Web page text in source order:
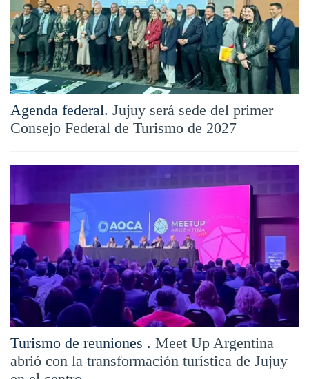
Agenda federal. Jujuy será sede del primer
Consejo Federal de Turismo de 2027
Turismo de reuniones . Meet Up Argentina
abrió con la transformación turística de Jujuy